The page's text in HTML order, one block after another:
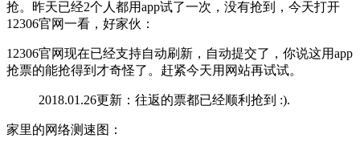
抢。昨天已经2个人都用app试了一次，没有抢到，今天打开
12306官网一看，好家伙：
12306官网现在已经支持自动刷新，自动提交了，你说这用app
抢票的能抢得到才奇怪了。赶紧今天用网站再试试。
2018.01.26更新：往返的票都已经顺利抢到 :).
家里的网络测速图：